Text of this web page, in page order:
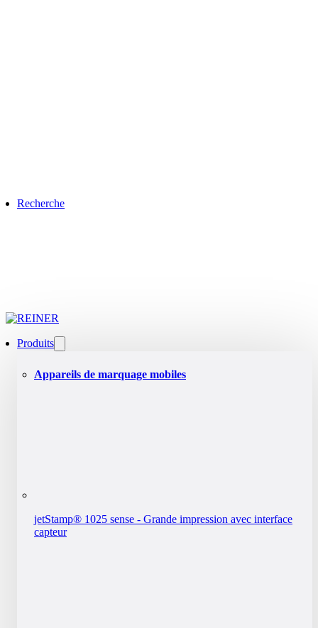
Recherche
Produits
Appareils de marquage mobiles
jetStamp® 1025 sense - Grande impression avec interface
capteur